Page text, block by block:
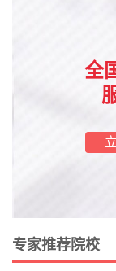
全
专家推荐院校